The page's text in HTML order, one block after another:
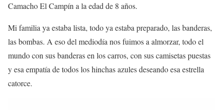
Camacho El Campín a la edad de 8 años.
Mi familia ya estaba lista, todo ya estaba preparado, las banderas,
las bombas. A eso del mediodía nos fuimos a almorzar, todo el
mundo con sus banderas en los carros, con sus camisetas puestas
y esa empatía de todos los hinchas azules deseando esa estrella
catorce.